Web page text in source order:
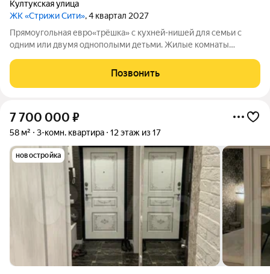
Култукская улица
ЖК «Стрижи Сити», 4 квартал 2027
Прямоугольная евро«трёшка» с кухней-нишей для семьи с
одним или двумя однополыми детьми. Жилые комнаты
Култукскую. Санузел совмещенный. В коридоре удобная ниша
под шкаф-купе.
Позвонить
7 700 000 ₽
58 м² 3-комн. квартира 12 этаж из 17
новостройка